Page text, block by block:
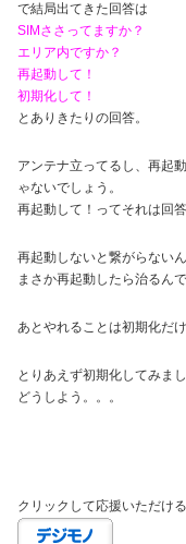
で結局出てきた回答は
SIMささってますか？
エリア内ですか？
再起動して！
初期化して！
とありきたりの回答。
アンテナ立ってるし、再起
ゃないでしょう。
再起動して！ってそれは回答
再起動しないと繋がらない
まさか再起動したら治るん
あとやれることは初期化だけ
とりあえず初期化してみま
どうしよう。。。
クリックして応援いただけ